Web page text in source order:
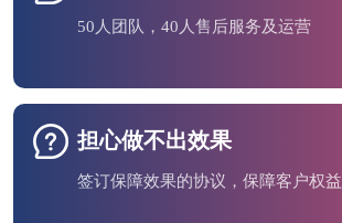
50人团队，40人售后服务及运营
担心做不出效果
签订保障效果的协议，保障客户权益